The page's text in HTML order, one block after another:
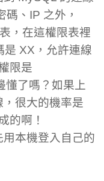
、IP 之外，
，在這權限表裡
是 XX，允許連線
限是
了嗎？如果上
很大的機率是
的啊！
本機登入自己的